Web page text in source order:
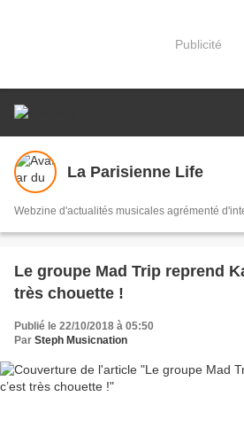
Publicité
La Parisienne Life
Webzine d'actualités musicales agrémenté
Le groupe Mad Trip reprend
très chouette !
Publié le 22/10/2018 à 05:50
Par Steph Musicnation